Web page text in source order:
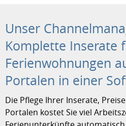
Unser
Komplette Inserate
Ferienwohnungen
Portalen in einer
Die Pflege Ihrer Inserate,
Portalen kostet Sie viel